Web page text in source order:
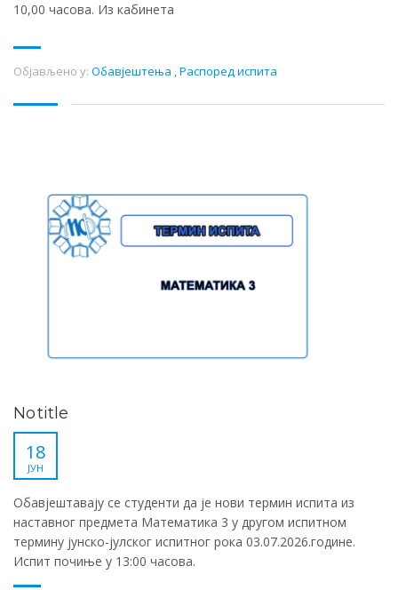
10,00 часова. Из кабинета
Објављено у: Обавјештења ,Распоред испита
No title
18
ЈУН
Обавјештавају се студенти да је нови термин испита из
наставног предмета Математика 3 у другом испитном
термину јунско-јулског испитног рока 03.07.2026.године.
Испит почиње у 13:00 часова.